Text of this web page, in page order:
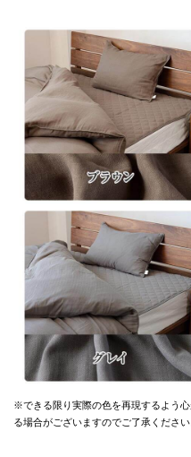
※できる限り実際の色を再現するよう心
る場合がございますのでご了承ください